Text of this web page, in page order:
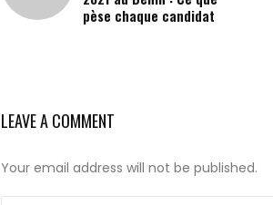
Actualités
International
Contact
pèse chaque candidat
LEAVE A COMMENT
Your email address will not be published.